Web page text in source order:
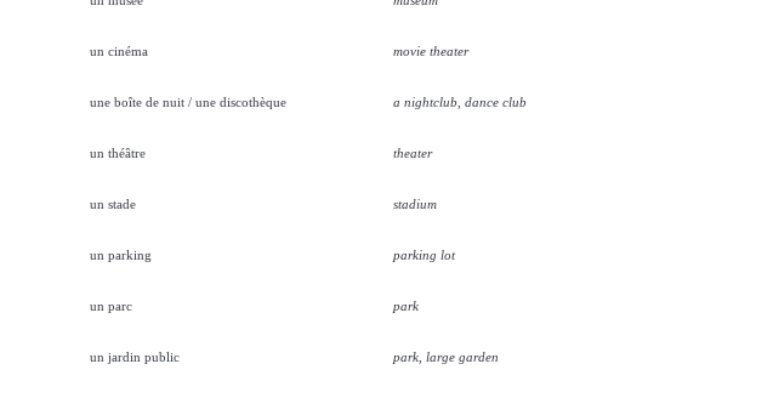
un cinéma movie theater
une boîte de nuit / une discothèque a nightclub, dance club
un théâtre theater
un stade stadium
un parking parking lot
un parc park
un jardin public park, large garden